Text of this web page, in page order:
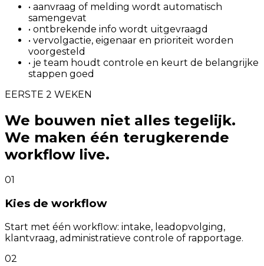
• aanvraag of melding wordt automatisch
samengevat
• ontbrekende info wordt uitgevraagd
• vervolgactie, eigenaar en prioriteit worden
voorgesteld
• je team houdt controle en keurt de belangrijke
stappen goed
EERSTE 2 WEKEN
We bouwen niet alles tegelijk.
We maken één terugkerende
workflow live.
01
Kies de workflow
Start met één workflow: intake, leadopvolging,
klantvraag, administratieve controle of rapportage.
02